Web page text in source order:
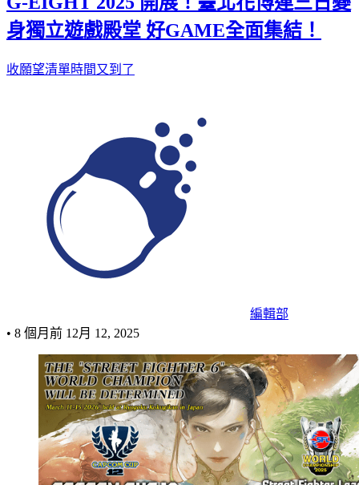
身獨立遊戲殿堂 好GAME全面集結！
收願望清單時間又到了
編輯部
• 8 個月前 12月 12, 2025